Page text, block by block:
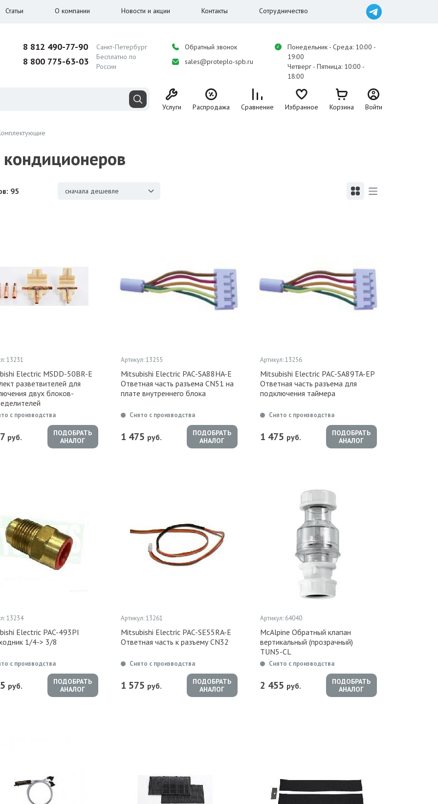
Статьи О компании Новости и акции Контакты Сотрудничество
8 812 490-77-90 Санкт-Петербург
8 800 775-63-03
Бесплатно по
России
Обратный звонок
sales@proteplo-spb.ru
Понедельник - Среда: 10:00 -
19:00
Четверг - Пятница: 10:00 -
18:00
Услуги Распродажа Сравнение Избранное Корзина Войти
95 сначала дешевле
13231
Electric MSDD-50BR-E
разветвителей для
двух блоков-
с производства
руб.
ПОДОБРАТЬ
АНАЛОГ
Артикул: 13255
Mitsubishi Electric PAC-SA88HA-E
Ответная часть разъема CN51 на
плате внутреннего блока
Снято с производства
1 475 руб.
ПОДОБРАТЬ
АНАЛОГ
Артикул: 13256
Mitsubishi Electric PAC-SA89TA-EP
Ответная часть разъема для
подключения таймера
Снято с производства
1 475 руб.
ПОДОБРАТЬ
АНАЛОГ
13234
Electric PAC-493PI
1/4-> 3/8
с производства
руб.
ПОДОБРАТЬ
АНАЛОГ
Артикул: 13261
Mitsubishi Electric PAC-SE55RA-E
Ответная часть к разъему CN32
Снято с производства
1 575 руб.
ПОДОБРАТЬ
АНАЛОГ
Артикул: 64040
McAlpine Обратный клапан
вертикальный (прозрачный)
TUN5-CL
Снято с производства
2 455 руб.
ПОДОБРАТЬ
АНАЛОГ